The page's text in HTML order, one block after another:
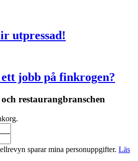
utpressad!
jobb på finkrogen?
restaurangbranschen
sparar mina personuppgifter. Läs